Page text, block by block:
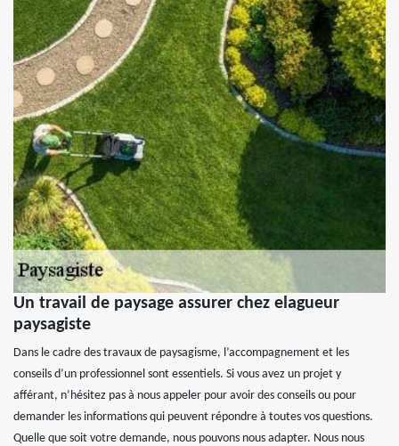
Un travail de paysage assurer chez elagueur
paysagiste
Dans le cadre des travaux de paysagisme, l’accompagnement et les
conseils d’un professionnel sont essentiels. Si vous avez un projet y
afférant, n’hésitez pas à nous appeler pour avoir des conseils ou pour
demander les informations qui peuvent répondre à toutes vos questions.
Quelle que soit votre demande, nous pouvons nous adapter. Nous nous